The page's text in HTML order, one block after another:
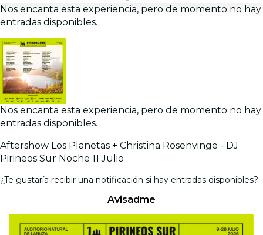
Nos encanta esta experiencia, pero de momento no hay
entradas disponibles.
Nos encanta esta experiencia, pero de momento no hay
entradas disponibles.
Aftershow Los Planetas + Christina Rosenvinge - DJ
Pirineos Sur Noche 11 Julio
¿Te gustaría recibir una notificación si hay entradas disponibles?
Avisadme